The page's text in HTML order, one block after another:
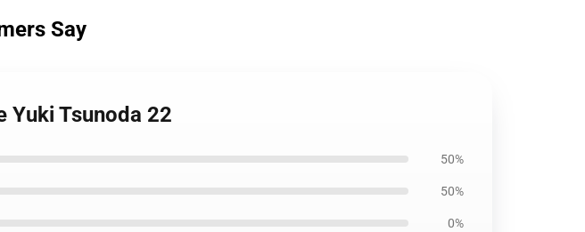
Say
Yuki Tsunoda 22
50%
50%
0%